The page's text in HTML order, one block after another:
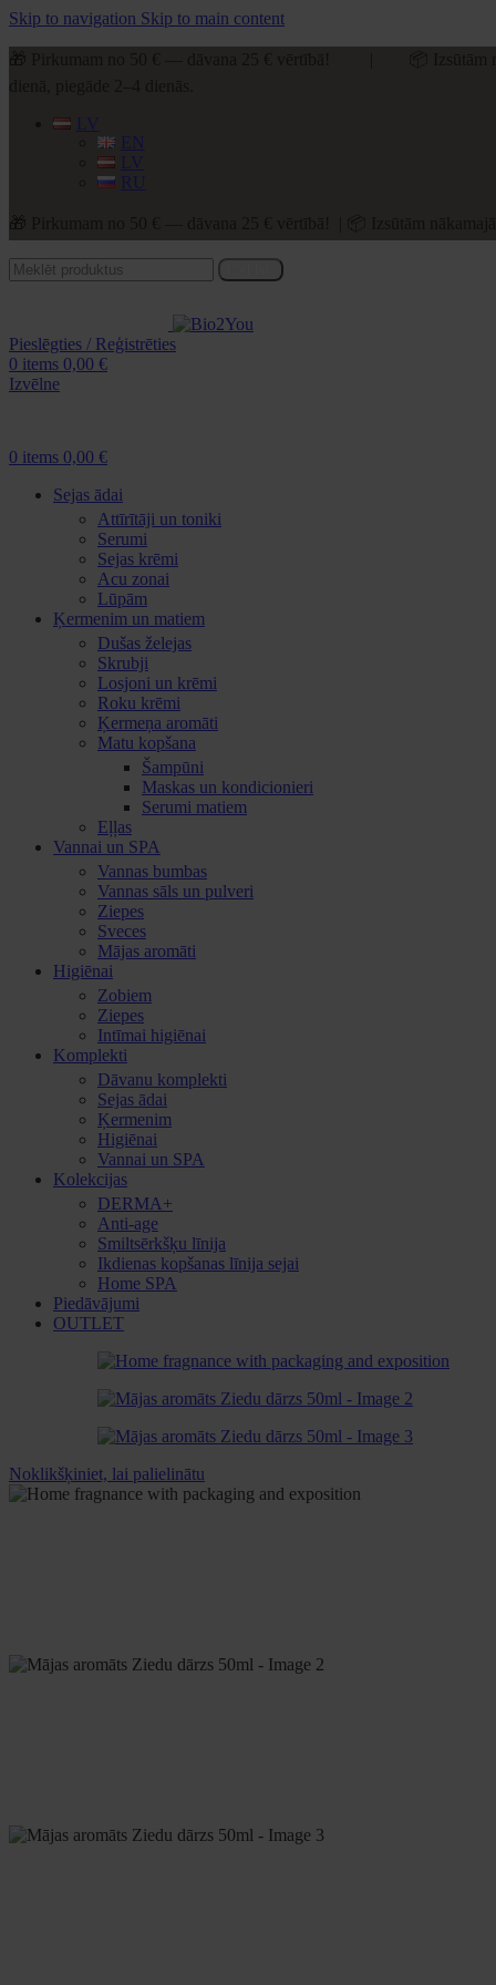
Skip to navigation Skip to main content
LV
EN
LV
RU
Pieslēgties / Reģistrēties
0 items 0,00 €
Izvēlne
0 items 0,00 €
Sejas ādai
Attīrītāji un toniki
Serumi
Sejas krēmi
Acu zonai
Lūpām
Ķermenim un matiem
Dušas želejas
Skrubji
Losjoni un krēmi
Roku krēmi
Ķermeņa aromāti
Matu kopšana
Šampūni
Maskas un kondicionieri
Serumi matiem
Eļļas
Vannai un SPA
Vannas bumbas
Vannas sāls un pulveri
Ziepes
Sveces
Mājas aromāti
Higiēnai
Zobiem
Ziepes
Intīmai higiēnai
Komplekti
Dāvanu komplekti
Sejas ādai
Ķermenim
Higiēnai
Vannai un SPA
Kolekcijas
DERMA+
Anti-age
Smiltsērkšķu līnija
Ikdienas kopšanas līnija sejai
Home SPA
Piedāvājumi
OUTLET
Noklikšķiniet, lai palielinātu